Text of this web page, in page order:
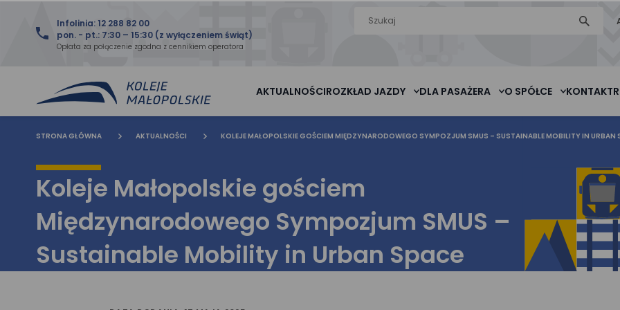
Infolinia: 12 288 82 00
pon. - pt.: 7:30 – 15:30 (z wyłączeniem świąt)
Opłata za połączenie zgodna z cennikiem operatora
Wyszukiwarka
na stronie
AKTUALNOŚCIROZKŁAD JAZDY DLA PASAŻERA O SPÓŁCE KONTAKT
STRONA GŁÓWNA AKTUALNOŚCI KOLEJE MAŁOPOLSKIE GOŚCIEM MIĘDZYNARODOWEGO SYMPOZJUM SMUS – SUSTAINABLE MOBILITY IN URBAN
Koleje Małopolskie gościem
Międzynarodowego Sympozjum SMUS –
Sustainable Mobility in Urban Space